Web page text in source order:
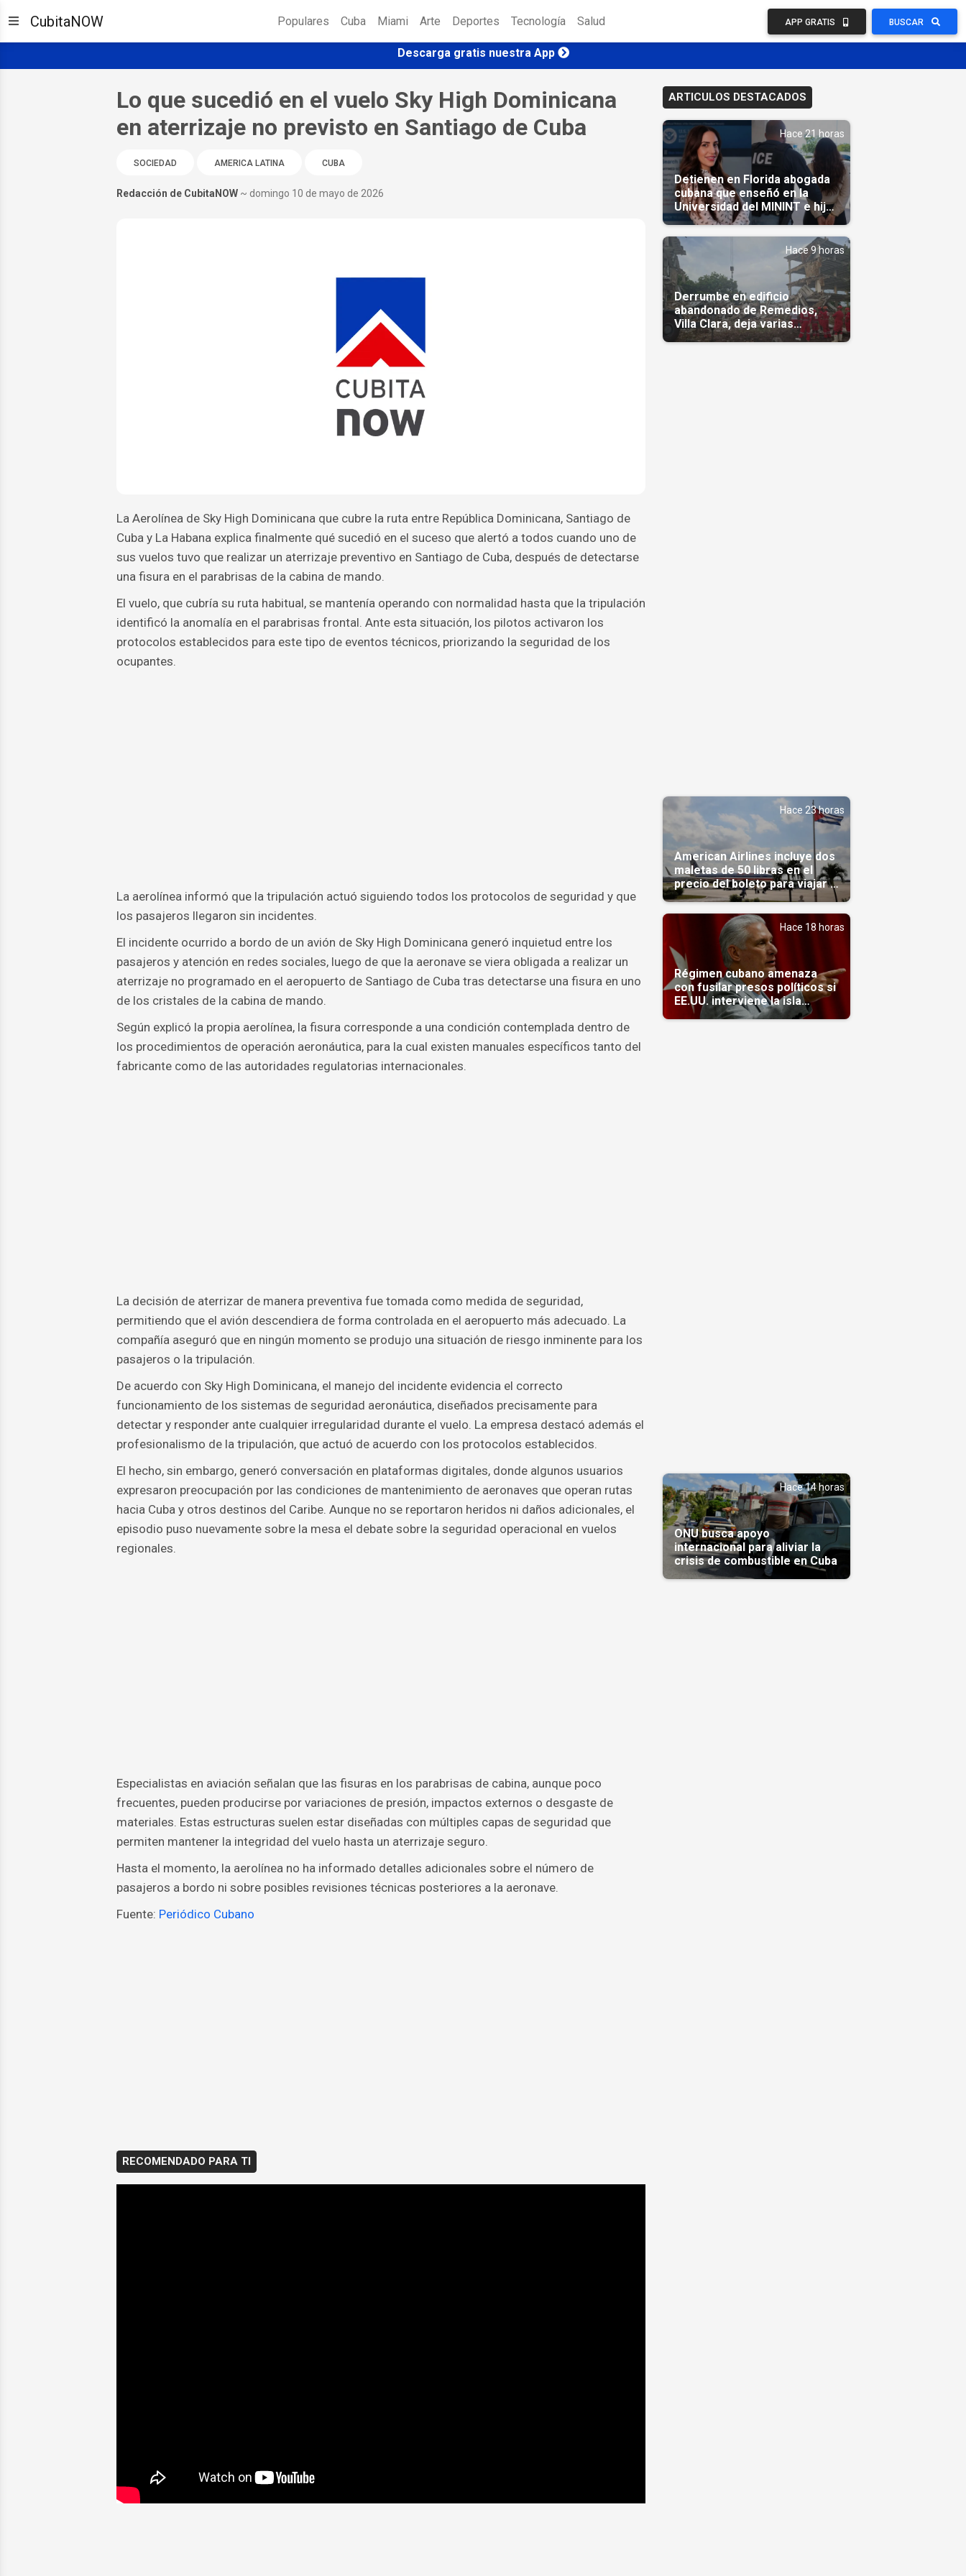
CubitaNOW Populares Cuba Miami Arte Deportes Tecnología Salud APP GRATIS BUSCAR
Descarga gratis nuestra App
Lo que sucedió en el vuelo Sky High Dominicana
en aterrizaje no previsto en Santiago de Cuba
SOCIEDAD AMERICA LATINA CUBA
Redacción de CubitaNOW ~ domingo 10 de mayo de 2026
La Aerolínea de Sky High Dominicana que cubre la ruta entre República Dominicana, Santiago de
Cuba y La Habana explica finalmente qué sucedió en el suceso que alertó a todos cuando uno de
sus vuelos tuvo que realizar un aterrizaje preventivo en Santiago de Cuba, después de detectarse
una fisura en el parabrisas de la cabina de mando.
El vuelo, que cubría su ruta habitual, se mantenía operando con normalidad hasta que la tripulación
identificó la anomalía en el parabrisas frontal. Ante esta situación, los pilotos activaron los
protocolos establecidos para este tipo de eventos técnicos, priorizando la seguridad de los
ocupantes.
La aerolínea informó que la tripulación actuó siguiendo todos los protocolos de seguridad y que
los pasajeros llegaron sin incidentes.
El incidente ocurrido a bordo de un avión de Sky High Dominicana generó inquietud entre los
pasajeros y atención en redes sociales, luego de que la aeronave se viera obligada a realizar un
aterrizaje no programado en el aeropuerto de Santiago de Cuba tras detectarse una fisura en uno
de los cristales de la cabina de mando.
Según explicó la propia aerolínea, la fisura corresponde a una condición contemplada dentro de
los procedimientos de operación aeronáutica, para la cual existen manuales específicos tanto del
fabricante como de las autoridades regulatorias internacionales.
La decisión de aterrizar de manera preventiva fue tomada como medida de seguridad,
permitiendo que el avión descendiera de forma controlada en el aeropuerto más adecuado. La
compañía aseguró que en ningún momento se produjo una situación de riesgo inminente para los
pasajeros o la tripulación.
De acuerdo con Sky High Dominicana, el manejo del incidente evidencia el correcto
funcionamiento de los sistemas de seguridad aeronáutica, diseñados precisamente para
detectar y responder ante cualquier irregularidad durante el vuelo. La empresa destacó además el
profesionalismo de la tripulación, que actuó de acuerdo con los protocolos establecidos.
El hecho, sin embargo, generó conversación en plataformas digitales, donde algunos usuarios
expresaron preocupación por las condiciones de mantenimiento de aeronaves que operan rutas
hacia Cuba y otros destinos del Caribe. Aunque no se reportaron heridos ni daños adicionales, el
episodio puso nuevamente sobre la mesa el debate sobre la seguridad operacional en vuelos
regionales.
Especialistas en aviación señalan que las fisuras en los parabrisas de cabina, aunque poco
frecuentes, pueden producirse por variaciones de presión, impactos externos o desgaste de
materiales. Estas estructuras suelen estar diseñadas con múltiples capas de seguridad que
permiten mantener la integridad del vuelo hasta un aterrizaje seguro.
Hasta el momento, la aerolínea no ha informado detalles adicionales sobre el número de
pasajeros a bordo ni sobre posibles revisiones técnicas posteriores a la aeronave.
Fuente: Periódico Cubano
RECOMENDADO PARA TI
ARTICULOS DESTACADOS
Hace 21 horas
Detienen en Florida abogada
cubana que enseñó en la
Universidad del MININT e hija
de diplomático cubano
Hace 9 horas
Derrumbe en edificio
abandonado de Remedios,
Villa Clara, deja varias
personas atrapadas
Hace 23 horas
American Airlines incluye dos
maletas de 50 libras en el
precio del boleto para viajar a
Cuba en agosto
Hace 18 horas
Régimen cubano amenaza
con fusilar presos políticos si
EE.UU. interviene la isla
(Video)
Hace 14 horas
ONU busca apoyo
internacional para aliviar la
crisis de combustible en Cuba